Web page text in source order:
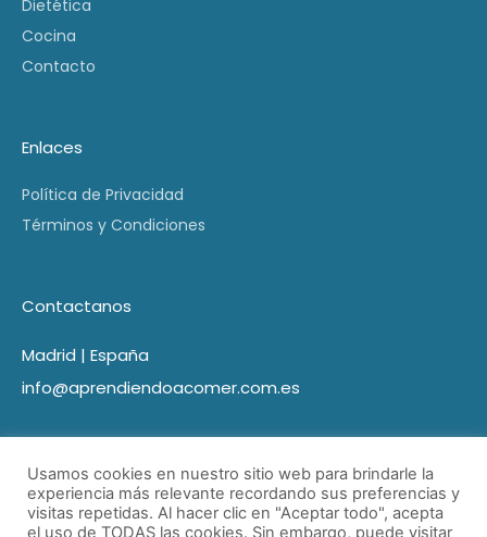
Dietética
Cocina
Contacto
Enlaces
Política de Privacidad
Términos y Condiciones
Contactanos
Madrid | España
info@aprendiendoacomer.com.es
Usamos cookies en nuestro sitio web para brindarle la
experiencia más relevante recordando sus preferencias y
visitas repetidas. Al hacer clic en "Aceptar todo", acepta
el uso de TODAS las cookies. Sin embargo, puede visitar